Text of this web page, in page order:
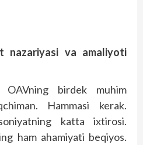
nazariyasi va amaliyoti
birdek muhim
Hammasi kerak.
katta ixtirosi.
ham ahamiyati beqiyos.